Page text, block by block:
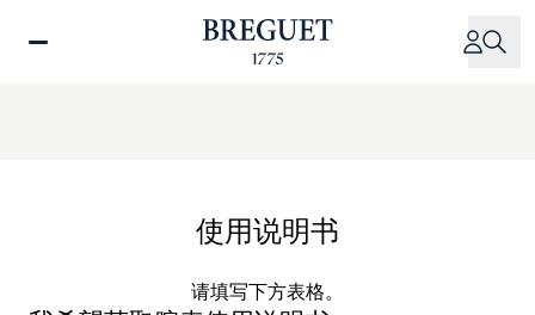
使用说明书
请填写下方表格。